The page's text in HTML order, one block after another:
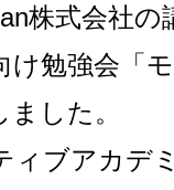
株式会社
け勉強会「
した。
ィブアカデ